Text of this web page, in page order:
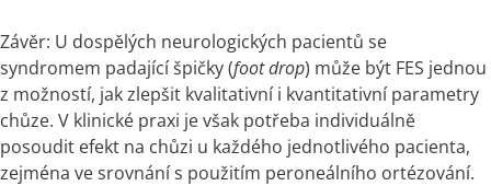
Závěr: U dospělých neurologických pacientů se
syndromem padající špičky (foot drop) může být FES jednou
z možností, jak zlepšit kvalitativní i kvantitativní parametry
chůze. V klinické praxi je však potřeba individuálně
posoudit efekt na chůzi u každého jednotlivého pacienta,
zejména ve srovnání s použitím peroneálního ortézování.